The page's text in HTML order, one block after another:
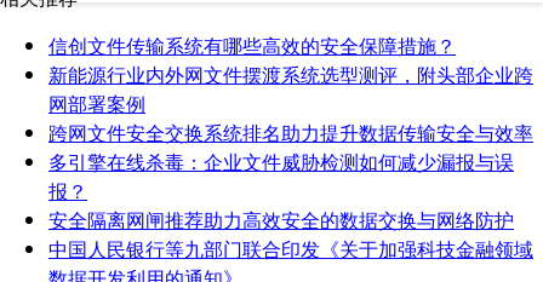
信创文件传输系统有哪些高效的安全保障措施？
新能源行业内外网文件摆渡系统选型测评，附头部企业跨
网部署案例
跨网文件安全交换系统排名助力提升数据传输安全与效率
多引擎在线杀毒：企业文件威胁检测如何减少漏报与误
报？
安全隔离网闸推荐助力高效安全的数据交换与网络防护
中国人民银行等九部门联合印发《关于加强科技金融领域